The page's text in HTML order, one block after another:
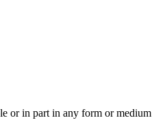
or in part in any form or medium